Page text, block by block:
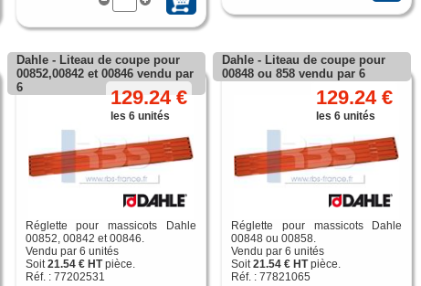
Dahle - Liteau de coupe pour
00852,00842 et 00846 vendu par
6
Réglette pour massicots Dahle
00852, 00842 et 00846.
Vendu par 6 unités
Soit21.54 € HTpièce.
Réf. : 77202531
129.24 €
les 6 unités
Dahle - Liteau de coupe pour
00848 ou 858 vendu par 6
Réglette pour massicots Dahle
00848 ou 00858.
Vendu par 6 unités
Soit21.54 € HTpièce.
Réf. : 77821065
129.24 €
les 6 unités